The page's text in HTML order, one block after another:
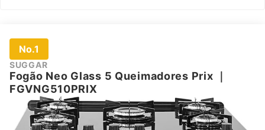
No.1
SUGGAR
Fogão Neo Glass 5 Queimadores Prix
FGVNG510PRIX